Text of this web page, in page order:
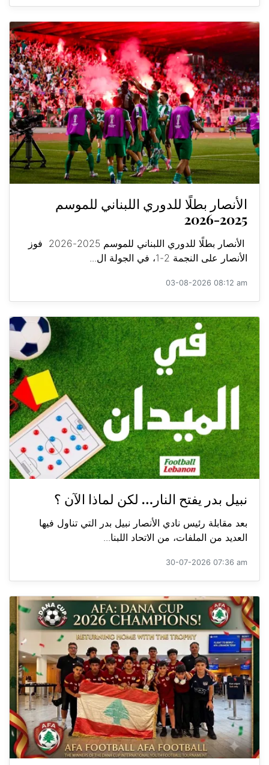
الأنصار بطلًا للدوري اللبناني للموسم
2025-2026
الأنصار بطلًا للدوري اللبناني للموسم 2025-2026 فوز
الأنصار على النجمة 2-1، في الجولة ال...
03-08-2026 08:12 am
نبيل بدر يفتح النار… لكن لماذا الآن ؟
بعد مقابلة رئيس نادي الأنصار نبيل بدر التي تناول فيها
العديد من الملفات، من الاتحاد اللبنا...
30-07-2026 07:36 am